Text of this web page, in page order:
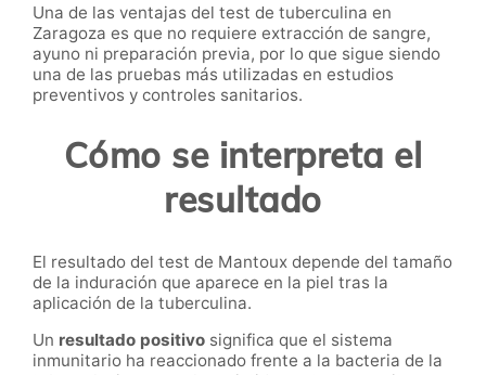
Una de las ventajas del test de tuberculina en
Zaragoza es que no requiere extracción de sangre,
ayuno ni preparación previa, por lo que sigue siendo
una de las pruebas más utilizadas en estudios
preventivos y controles sanitarios.
Cómo se interpreta el
resultado
El resultado del test de Mantoux depende del tamaño
de la induración que aparece en la piel tras la
aplicación de la tuberculina.
Un resultado positivo significa que el sistema
inmunitario ha reaccionado frente a la bacteria de la